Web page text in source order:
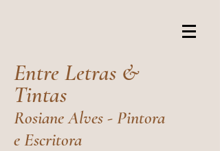
Entre Letras &
Tintas
Rosiane Alves - Pintora
e Escritora